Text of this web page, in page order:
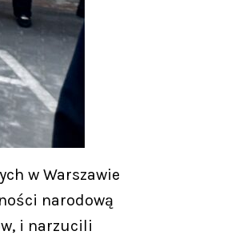
w Warszawie
narodową
i narzucili